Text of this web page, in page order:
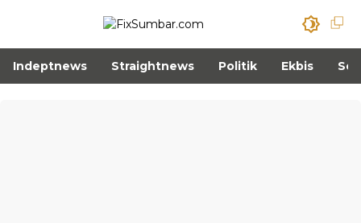
Indeptnews Straightnews Politik Ekbis